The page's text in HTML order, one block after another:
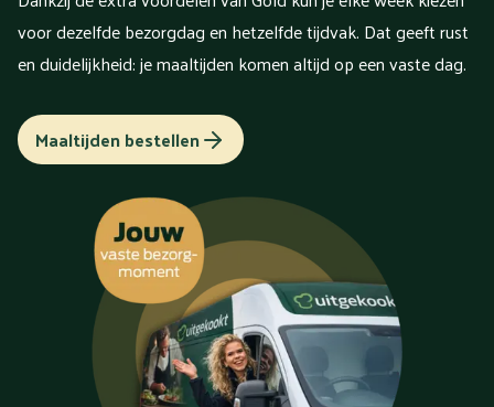
voor dezelfde bezorgdag en hetzelfde tijdvak. Dat geeft rust
en duidelijkheid: je maaltijden komen altijd op een vaste dag.
Maaltijden bestellen